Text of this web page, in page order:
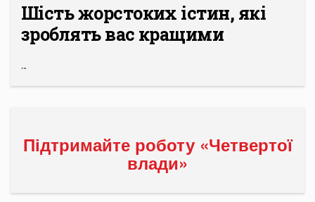
Шість жорстоких істин, які
зроблять вас кращими
...
Підтримайте роботу «Четвертої
влади»